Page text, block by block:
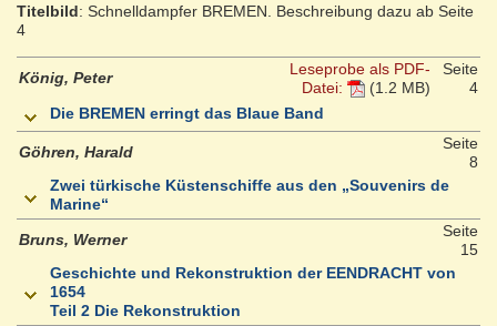
Titelbild: Schnelldampfer BREMEN. Beschreibung dazu ab Seite
4
König, Peter
Leseprobe als PDF-
Datei:
(1.2 MB)
Seite
4
Die BREMEN erringt das Blaue Band
Göhren, Harald
Seite
8
Zwei türkische Küstenschiffe aus den „Souvenirs de
Marine“
Bruns, Werner
Seite
15
Geschichte und Rekonstruktion der EENDRACHT von
1654
Teil 2 Die Rekonstruktion